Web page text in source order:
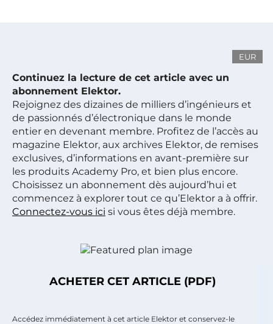
EUR
Continuez la lecture de cet article avec un
abonnement Elektor.
Rejoignez des dizaines de milliers d’ingénieurs et
de passionnés d’électronique dans le monde
entier en devenant membre. Profitez de l’accès au
magazine Elektor, aux archives Elektor, de remises
exclusives, d’informations en avant-première sur
les produits Academy Pro, et bien plus encore.
Choisissez un abonnement dès aujourd’hui et
commencez à explorer tout ce qu’Elektor a à offrir.
Connectez-vous ici si vous êtes déjà membre.
ACHETER CET ARTICLE (PDF)
Accédez immédiatement à cet article Elektor et conservez-le